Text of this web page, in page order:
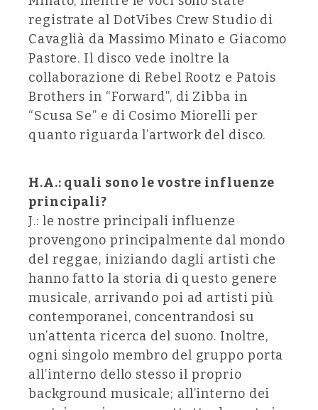
registrate al DotVibes Crew Studio di
Cavaglià da Massimo Minato e Giacomo
Pastore. Il disco vede inoltre la
collaborazione di Rebel Rootz e Patois
Brothers in “Forward”, di Zibba in
“Scusa Se” e di Cosimo Miorelli per
quanto riguarda l’artwork del disco.
H.A.: quali sono le vostre influenze
principali?
J.: le nostre principali influenze
provengono principalmente dal mondo
del reggae, iniziando dagli artisti che
hanno fatto la storia di questo genere
musicale, arrivando poi ad artisti più
contemporanei, concentrandosi su
un’attenta ricerca del suono. Inoltre,
ogni singolo membro del gruppo porta
all’interno dello stesso il proprio
background musicale; all’interno dei